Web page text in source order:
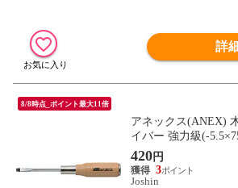
詳
8/8時点_ポイント最大11倍
アネックス(ANEX)
イバー 強力級(-
クスツール 170-5.5-
420円
3
Joshin